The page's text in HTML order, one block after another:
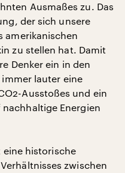
Ausmaßes zu. Das
der sich unsere
amerikanischen
zu stellen hat. Damit
Denker ein in den
lauter eine
Ausstoßes und ein
Energien
eine historische
zwischen